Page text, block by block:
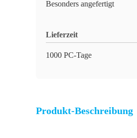
Besonders angefertigt
Lieferzeit
1000 PC-Tage
Produkt-Beschreibung